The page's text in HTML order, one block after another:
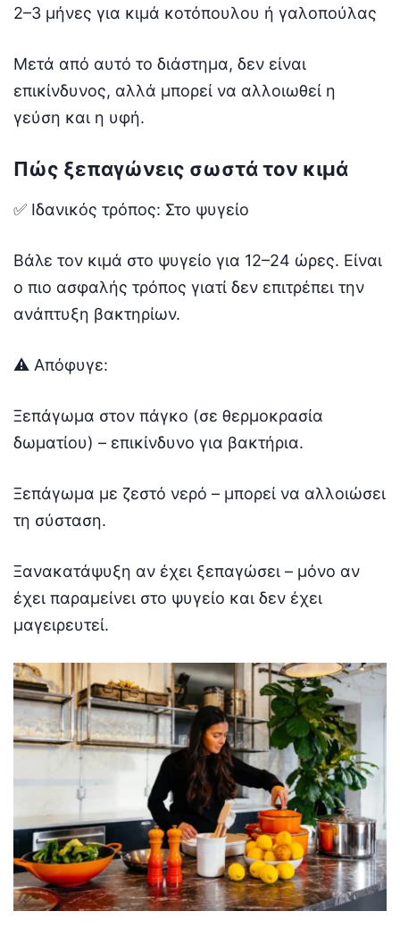
2–3 μήνες για κιμά κοτόπουλου ή γαλοπούλας
Μετά από αυτό το διάστημα, δεν είναι
επικίνδυνος, αλλά μπορεί να αλλοιωθεί η
γεύση και η υφή.
Πώς ξεπαγώνεις σωστά τον κιμά
✅ Ιδανικός τρόπος: Στο ψυγείο
Βάλε τον κιμά στο ψυγείο για 12–24 ώρες. Είναι
ο πιο ασφαλής τρόπος γιατί δεν επιτρέπει την
ανάπτυξη βακτηρίων.
⚠️ Απόφυγε:
Ξεπάγωμα στον πάγκο (σε θερμοκρασία
δωματίου) – επικίνδυνο για βακτήρια.
Ξεπάγωμα με ζεστό νερό – μπορεί να αλλοιώσει
τη σύσταση.
Ξανακατάψυξη αν έχει ξεπαγώσει – μόνο αν
έχει παραμείνει στο ψυγείο και δεν έχει
μαγειρευτεί.